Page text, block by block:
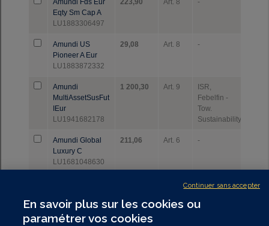
En savoir plus sur les cookies ou
paramétrer vos cookies
Continuer sans accepter